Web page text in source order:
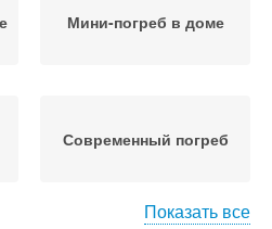
Мини-погреб в доме
Современный погреб
Показать все